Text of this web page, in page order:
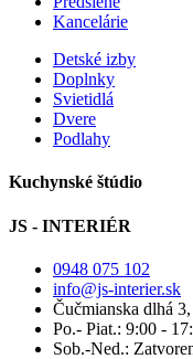
Kancelárie
Detské izby
Doplnky
Svietidlá
Dvere
Podlahy
Kuchynské štúdio
JS - INTERIÉR
0948 075 102
info@js-interier.sk
Čučmianska dlhá
Po.- Piat.: 9:00 -
Sob.-Ned.: